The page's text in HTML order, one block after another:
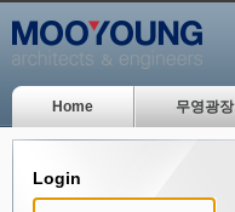
Home 무영광장
Login